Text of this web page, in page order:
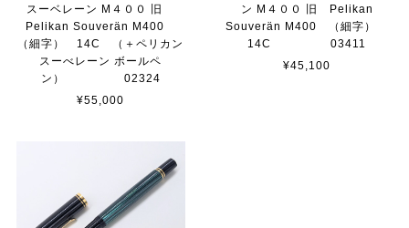
スーベレーン M４００ 旧
Pelikan Souverän M400
（細字） 14C （＋ペリカン
スーべレーン ボールペ
ン） 02324
¥55,000
ン M４００ 旧 Pelikan
Souverän M400 （細字）
14C 03411
¥45,100